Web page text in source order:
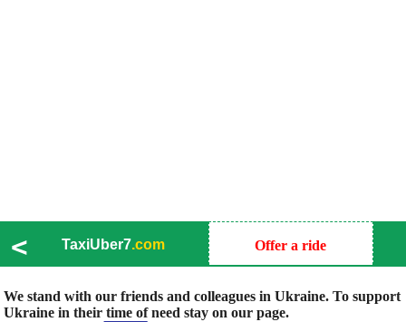
< TaxiUber7.com Offer a ride
We stand with our friends and colleagues in Ukraine. To support
Ukraine in their time of need stay on our page.